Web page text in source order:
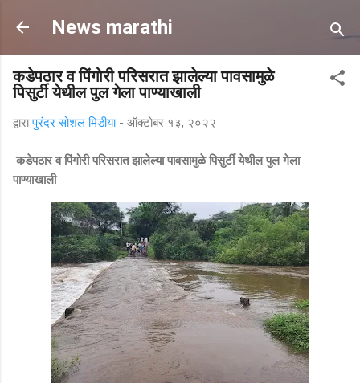
मुख्य सामग्रीवर वगळा
News marathi
कडेपठार व पिंगोरी परिसरात झालेल्या पावसामुळे
पिसुर्टी येथील पुल गेला पाण्याखाली
द्वारापुरंदर सोशल मिडीया - ऑक्टोबर १३, २०२२
कडेपठार व पिंगोरी परिसरात झालेल्या पावसामुळे पिसुर्टी येथील पुल गेला
पाण्याखाली